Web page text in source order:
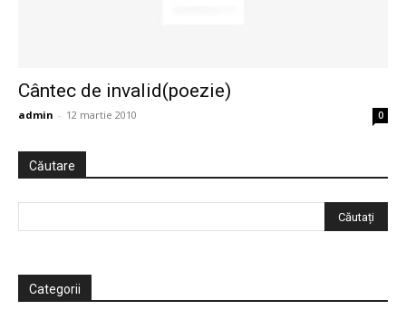
Cântec de invalid(poezie)
admin - 12 martie 2010 0
Căutare
Categorii